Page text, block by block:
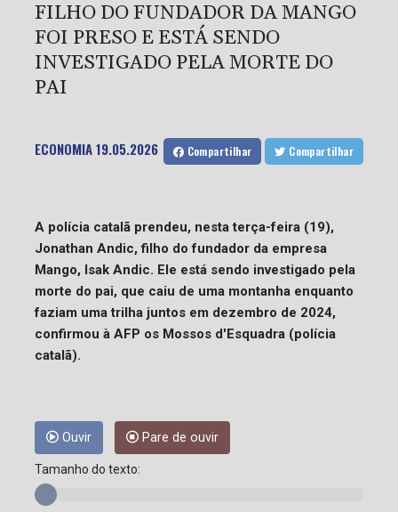
FILHO DO FUNDADOR DA MANGO
FOI PRESO E ESTÁ SENDO
INVESTIGADO PELA MORTE DO
PAI
ECONOMIA19.05.2026 Compartilhar Compartilhar
A polícia catalã prendeu, nesta terça-feira (19),
Jonathan Andic, filho do fundador da empresa
Mango, Isak Andic. Ele está sendo investigado pela
morte do pai, que caiu de uma montanha enquanto
faziam uma trilha juntos em dezembro de 2024,
confirmou à AFP os Mossos d'Esquadra (polícia
catalã).
Ouvir Pare de ouvir
Tamanho do texto: